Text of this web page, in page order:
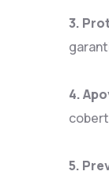
3.
4.
5.